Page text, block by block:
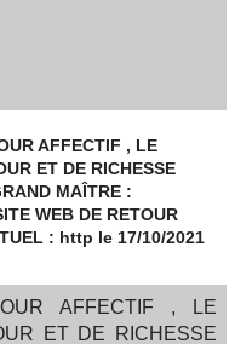
AFFECTIF , LE
ET DE RICHESSE
MAÎTRE :
WEB DE RETOUR
: http le 17/10/2021
AFFECTIF , LE
ET DE RICHESSE